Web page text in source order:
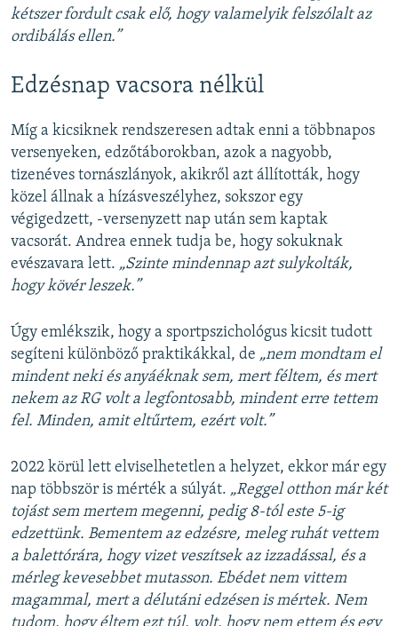
kétszer fordult csak elő, hogy valamelyik felszólalt az
ordibálás ellen.”
Edzésnap vacsora nélkül
Míg a kicsiknek rendszeresen adtak enni a többnapos
versenyeken, edzőtáborokban, azok a nagyobb,
tizenéves tornászlányok, akikről azt állították, hogy
közel állnak a hízásveszélyhez, sokszor egy
végigedzett, -versenyzett nap után sem kaptak
vacsorát. Andrea ennek tudja be, hogy sokuknak
evészavara lett. „Szinte mindennap azt sulykolták,
hogy kövér leszek.”
Úgy emlékszik, hogy a sportpszichológus kicsit tudott
segíteni különböző praktikákkal, de „nem mondtam el
mindent neki és anyáéknak sem, mert féltem, és mert
nekem az RG volt a legfontosabb, mindent erre tettem
fel. Minden, amit eltűrtem, ezért volt.”
2022 körül lett elviselhetetlen a helyzet, ekkor már egy
nap többször is mérték a súlyát. „Reggel otthon már két
tojást sem mertem megenni, pedig 8-tól este 5-ig
edzettünk. Bementem az edzésre, meleg ruhát vettem
a balettórára, hogy vizet veszítsek az izzadással, és a
mérleg kevesebbet mutasson. Ebédet nem vittem
magammal, mert a délutáni edzésen is mértek. Nem